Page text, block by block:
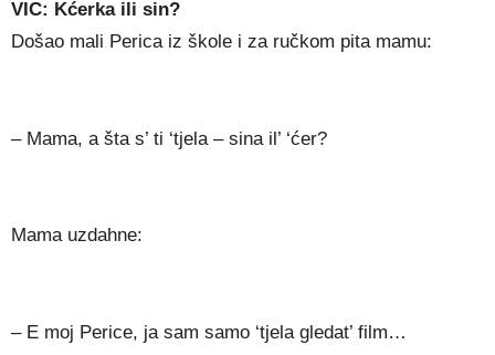
VIC: Kćerka ili sin?
Došao mali Perica iz škole i za ručkom pita mamu:
– Mama, a šta s’ ti ‘tjela – sina il’ ‘ćer?
Mama uzdahne:
– E moj Perice, ja sam samo ‘tjela gledat’ film…